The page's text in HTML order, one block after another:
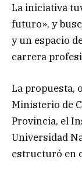
La iniciativa
futuro», y
y un espacio
carrera
La propuesta,
Ministerio de
Provincia, el
Universidad
estructuró en